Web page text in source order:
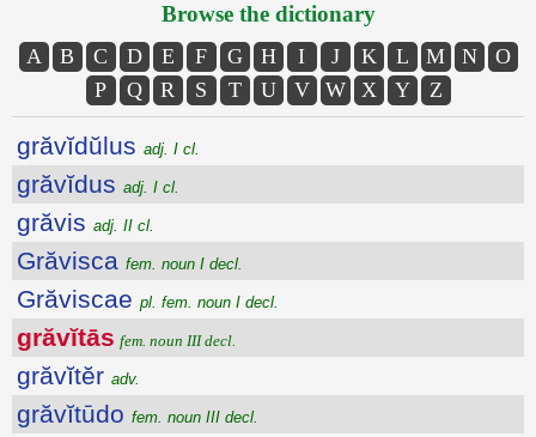
Browse the dictionary
A B C D E F G H I J K L M N
O
P
Q R S T U V W X Y Z
grăvĭdŭlus adj. I cl.
grăvĭdus adj. I cl.
grăvis adj. II cl.
Grăvisca fem. noun I decl.
Grăviscae pl. fem. noun I decl.
grăvĭtās fem. noun III decl.
grăvĭtĕr adv.
grăvĭtūdo fem. noun III decl.